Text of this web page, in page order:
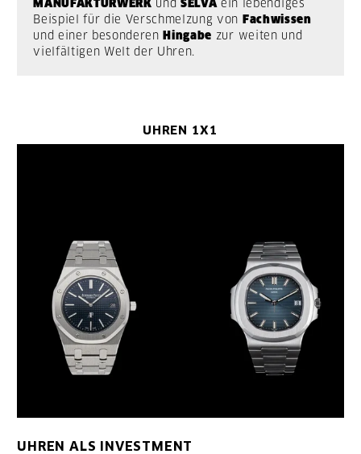
MANUFAKTURWERK undSELVAein lebendiges
Beispiel für die Verschmelzung von
Fachwissen
und einer besonderen Hingabe zur weiten und
vielfältigen Welt der Uhren.
UHREN 1X1
UHREN ALS INVESTMENT